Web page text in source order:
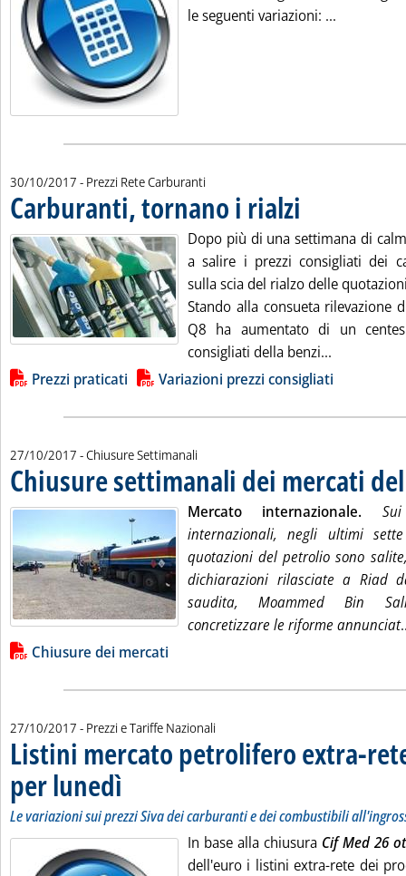
le seguenti variazioni: ...
30/10/2017 - Prezzi Rete Carburanti
Carburanti, tornano i rialzi
Dopo più di una settimana di
a salire i prezzi consigliati dei
sulla scia del rialzo delle
Stando alla consueta rilevazione
Q8 ha aumentato di un
consigliati della benzi...
Lista allegati PDF alla notizia
Prezzi praticati Variazioni prezzi consigliati
27/10/2017 - Chiusure Settimanali
Chiusure settimanali dei mercati
. Pubblicata venerdì 27 ottobre 2017 alle 14.55.Mercato internazionale.
internazionali, negli ultimi
quotazioni del petrolio sono
dichiarazioni rilasciate a Riad
saudita, Moammed Bin
concretizzare le riforme annunciat
Lista allegati PDF alla notizia
Chiusure dei mercati
27/10/2017 - Prezzi e Tariffe Nazionali
Listini mercato petrolifero extra-
per lunedì . Sottotitolo: Le variazioni sui prezzi Siva dei carburanti e dei
. Pubblicata venerdì 27 ottobre 2017 alle 9.31.
Le variazioni sui prezzi Siva dei carburanti e dei combustibili
In base alla chiusura Cif Med 26
dell'euro i listini extra-rete dei